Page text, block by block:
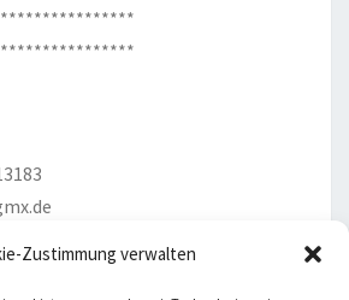
Zustimmung verwalten